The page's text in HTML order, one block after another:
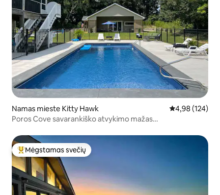
Namas mieste Kitty Hawk Vidutinis
4,98 (124)
Poros Cove savarankiško atvykimo mažas
Svečių mėgstamiausias
Mėgstamas svečių